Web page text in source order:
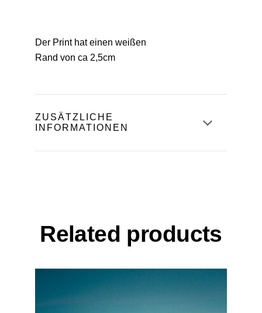
Der Print hat einen weißen
Rand von ca 2,5cm
ZUSÄTZLICHE
INFORMATIONEN
Related products